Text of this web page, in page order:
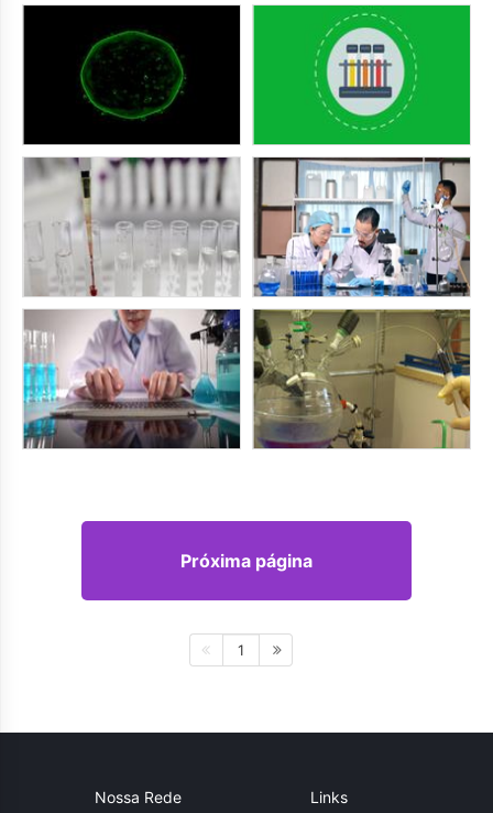
Próxima página
1
Nossa Rede Links